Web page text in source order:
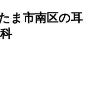
ま市南区の耳